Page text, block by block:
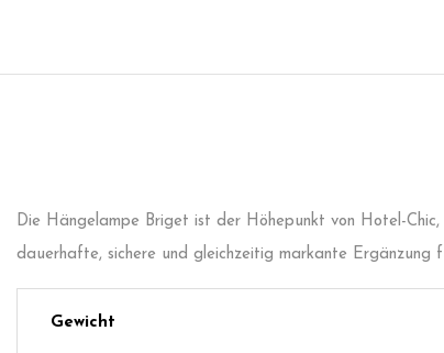
Die Hängelampe Briget ist der Höhepunkt von Hotel-
dauerhafte, sichere und gleichzeitig markante Ergänzung
Gewicht